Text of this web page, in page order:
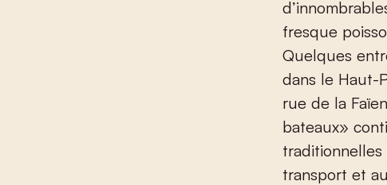
fresque
Quelques
dans le Haut-
rue de la
bateaux»
traditionnelles
transport et